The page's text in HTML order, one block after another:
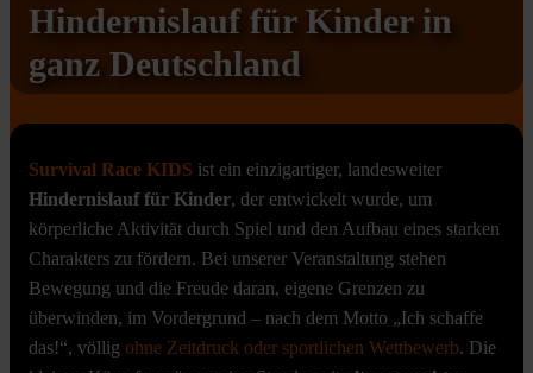
Hindernislauf für Kinder in
ganz Deutschland
Survival Race KIDS ist ein einzigartiger, landesweiter
Hindernislauf für Kinder, der entwickelt wurde, um
körperliche Aktivität durch Spiel und den Aufbau eines starken
Charakters zu fördern. Bei unserer Veranstaltung stehen
Bewegung und die Freude daran, eigene Grenzen zu
überwinden, im Vordergrund – nach dem Motto „Ich schaffe
das!“, völlig ohne Zeitdruck oder sportlichen Wettbewerb. Die